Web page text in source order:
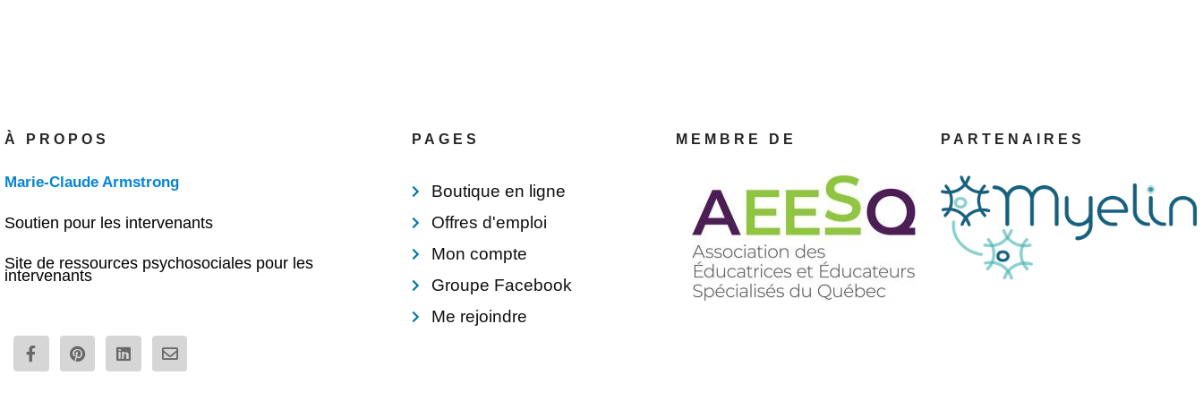
À PROPOS
Marie-Claude Armstrong
Soutien pour les intervenants
Site de ressources psychosociales pour les
intervenants
F
a
c
P
i
n
L
i
n
E
n
v
PAGES
Boutique en ligne
Offres d'emploi
Mon compte
Groupe Facebook
Me rejoindre
MEMBRE DE PARTENAIRES